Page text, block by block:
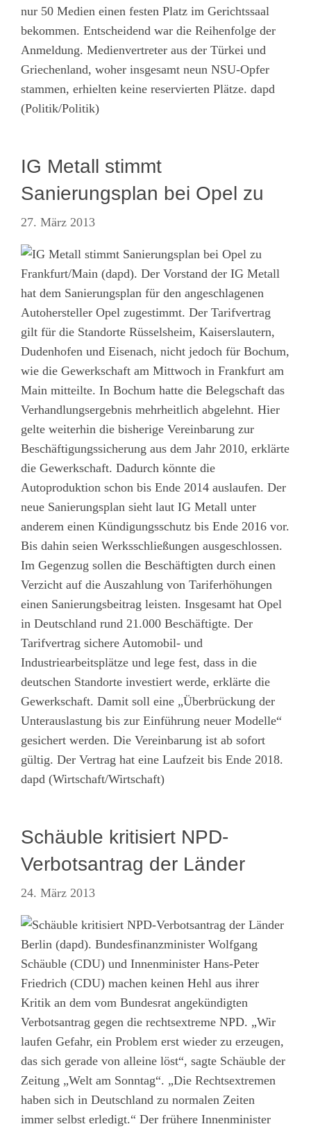
nur 50 Medien einen festen Platz im Gerichtssaal
bekommen. Entscheidend war die Reihenfolge der
Anmeldung. Medienvertreter aus der Türkei und
Griechenland, woher insgesamt neun NSU-Opfer
stammen, erhielten keine reservierten Plätze. dapd
(Politik/Politik)
IG Metall stimmt
Sanierungsplan bei Opel zu
27. März 2013
Frankfurt/Main (dapd). Der Vorstand der IG Metall
hat dem Sanierungsplan für den angeschlagenen
Autohersteller Opel zugestimmt. Der Tarifvertrag
gilt für die Standorte Rüsselsheim, Kaiserslautern,
Dudenhofen und Eisenach, nicht jedoch für Bochum,
wie die Gewerkschaft am Mittwoch in Frankfurt am
Main mitteilte. In Bochum hatte die Belegschaft das
Verhandlungsergebnis mehrheitlich abgelehnt. Hier
gelte weiterhin die bisherige Vereinbarung zur
Beschäftigungssicherung aus dem Jahr 2010, erklärte
die Gewerkschaft. Dadurch könnte die
Autoproduktion schon bis Ende 2014 auslaufen. Der
neue Sanierungsplan sieht laut IG Metall unter
anderem einen Kündigungsschutz bis Ende 2016 vor.
Bis dahin seien Werksschließungen ausgeschlossen.
Im Gegenzug sollen die Beschäftigten durch einen
Verzicht auf die Auszahlung von Tariferhöhungen
einen Sanierungsbeitrag leisten. Insgesamt hat Opel
in Deutschland rund 21.000 Beschäftigte. Der
Tarifvertrag sichere Automobil- und
Industriearbeitsplätze und lege fest, dass in die
deutschen Standorte investiert werde, erklärte die
Gewerkschaft. Damit soll eine „Überbrückung der
Unterauslastung bis zur Einführung neuer Modelle“
gesichert werden. Die Vereinbarung ist ab sofort
gültig. Der Vertrag hat eine Laufzeit bis Ende 2018.
dapd (Wirtschaft/Wirtschaft)
Schäuble kritisiert NPD-
Verbotsantrag der Länder
24. März 2013
Berlin (dapd). Bundesfinanzminister Wolfgang
Schäuble (CDU) und Innenminister Hans-Peter
Friedrich (CDU) machen keinen Hehl aus ihrer
Kritik an dem vom Bundesrat angekündigten
Verbotsantrag gegen die rechtsextreme NPD. „Wir
laufen Gefahr, ein Problem erst wieder zu erzeugen,
das sich gerade von alleine löst“, sagte Schäuble der
Zeitung „Welt am Sonntag“. „Die Rechtsextremen
haben sich in Deutschland zu normalen Zeiten
immer selbst erledigt.“ Der frühere Innenminister